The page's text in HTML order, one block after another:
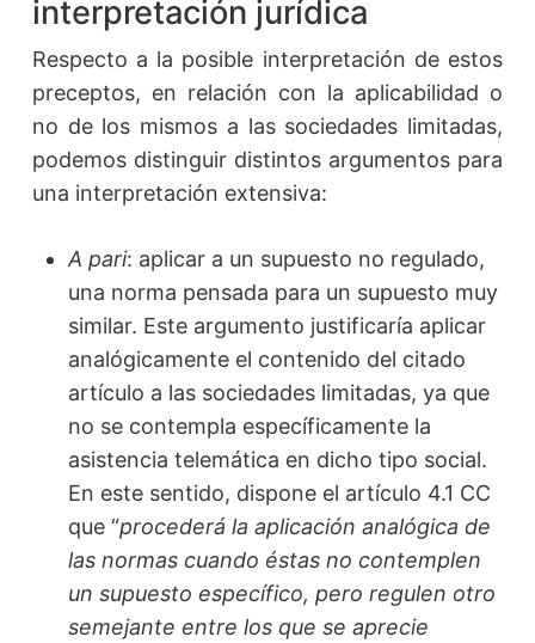
interpretación jurídica
Respecto a la posible interpretación de estos
preceptos, en relación con la aplicabilidad o
no de los mismos a las sociedades limitadas,
podemos distinguir distintos argumentos para
una interpretación extensiva:
A pari: aplicar a un supuesto no regulado,
una norma pensada para un supuesto muy
similar. Este argumento justificaría aplicar
analógicamente el contenido del citado
artículo a las sociedades limitadas, ya que
no se contempla específicamente la
asistencia telemática en dicho tipo social.
En este sentido, dispone el artículo 4.1 CC
que “procederá la aplicación analógica de
las normas cuando éstas no contemplen
un supuesto específico, pero regulen otro
semejante entre los que se aprecie